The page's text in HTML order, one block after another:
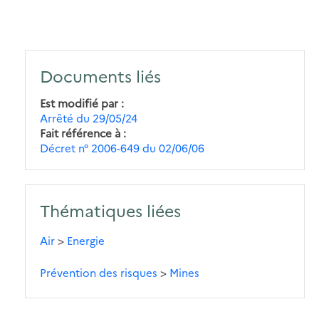
Documents liés
Est modifié par
Arrêté du 29/05/24
Fait référence à
Décret n° 2006-649 du 02/06/06
Thématiques liées
Air> Energie
Prévention des risques > Mines